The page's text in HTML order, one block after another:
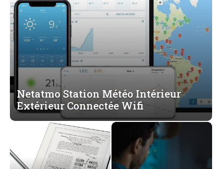
Netatmo Station Météo Intérieur
Extérieur Connectée Wifi